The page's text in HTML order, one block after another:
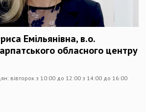
Емільянівна, в.о.
обласного центру
вівторок з 10:00 до 12:00 з 14:00 до 16:00